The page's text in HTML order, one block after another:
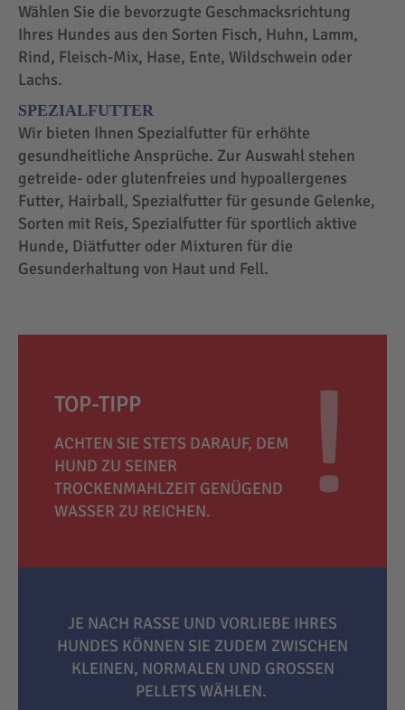
Wählen Sie die bevorzugte Geschmacksrichtung
Ihres Hundes aus den Sorten Fisch, Huhn, Lamm,
Rind, Fleisch-Mix, Hase, Ente, Wildschwein oder
Lachs.
SPEZIALFUTTER
Wir bieten Ihnen Spezialfutter für erhöhte
gesundheitliche Ansprüche. Zur Auswahl stehen
getreide- oder glutenfreies und hypoallergenes
Futter, Hairball, Spezialfutter für gesunde Gelenke,
Sorten mit Reis, Spezialfutter für sportlich aktive
Hunde, Diätfutter oder Mixturen für die
Gesunderhaltung von Haut und Fell.
TOP-TIPP
ACHTEN SIE STETS DARAUF, DEM
HUND ZU SEINER
TROCKENMAHLZEIT GENÜGEND
WASSER ZU REICHEN.
JE NACH RASSE UND VORLIEBE IHRES
HUNDES KÖNNEN SIE ZUDEM ZWISCHEN
KLEINEN, NORMALEN UND GROSSEN P
ELLETS WÄHLEN.